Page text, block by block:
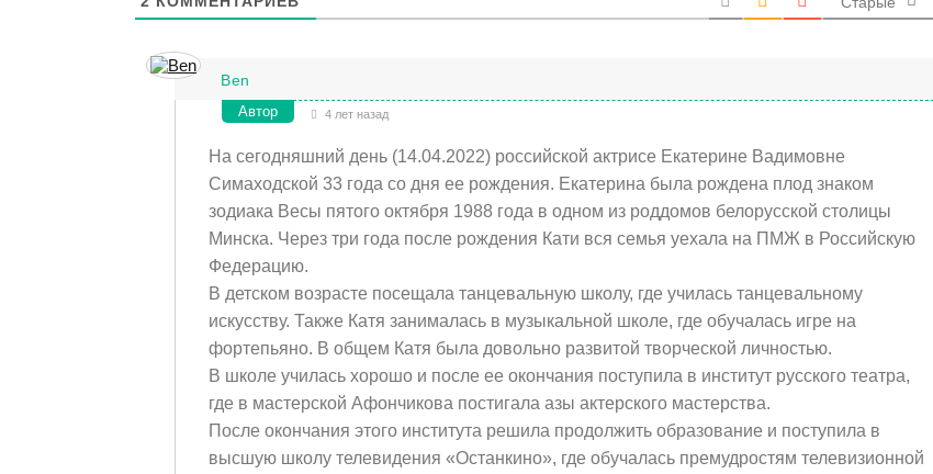
Ben
Автор 4 лет назад
На сегодняшний день (14.04.2022) российской актрисе Екатерине Вадимовне
Симаходской 33 года со дня ее рождения. Екатерина была рождена плод знаком
зодиака Весы пятого октября 1988 года в одном из роддомов белорусской столицы
Минска. Через три года после рождения Кати вся семья уехала на ПМЖ в Российскую
Федерацию.
В детском возрасте посещала танцевальную школу, где училась танцевальному
искусству. Также Катя занималась в музыкальной школе, где обучалась игре на
фортепьяно. В общем Катя была довольно развитой творческой личностью.
В школе училась хорошо и после ее окончания поступила в институт русского театра,
где в мастерской Афончикова постигала азы актерского мастерства.
После окончания этого института решила продолжить образование и поступила в
высшую школу телевидения «Останкино», где обучалась премудростям телевизионной